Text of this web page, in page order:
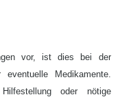
vor, ist dies bei der
Medikamente.
oder nötige